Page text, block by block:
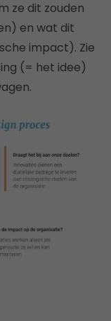
ze dit zouden
en wat dit
impact). Zie
(= het idee)